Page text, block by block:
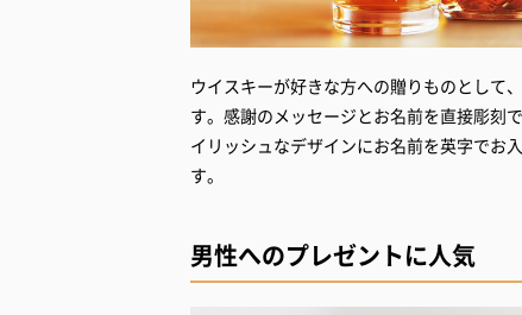
ウイスキーが好きな方への贈りものとして
す。感謝のメッセージとお名前を直接彫刻
イリッシュなデザインにお名前を英字でお
す。
男性へのプレゼントに人気